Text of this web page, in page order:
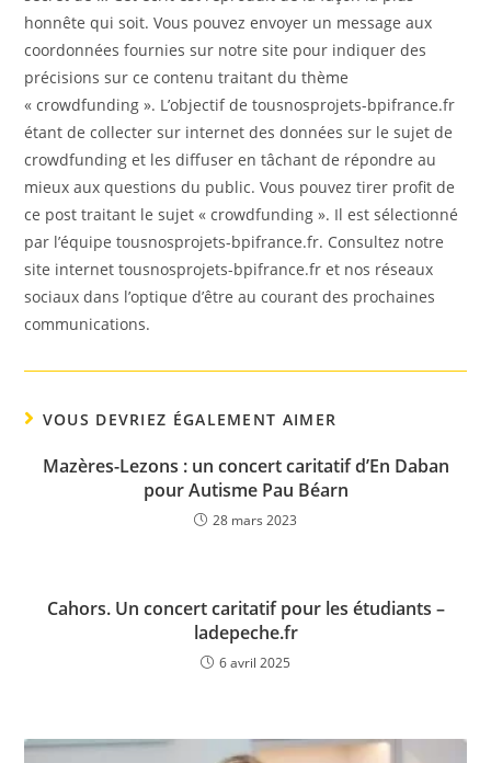
honnête qui soit. Vous pouvez envoyer un message aux
coordonnées fournies sur notre site pour indiquer des
précisions sur ce contenu traitant du thème
« crowdfunding ». L’objectif de tousnosprojets-bpifrance.fr
étant de collecter sur internet des données sur le sujet de
crowdfunding et les diffuser en tâchant de répondre au
mieux aux questions du public. Vous pouvez tirer profit de
ce post traitant le sujet « crowdfunding ». Il est sélectionné
par l’équipe tousnosprojets-bpifrance.fr. Consultez notre
site internet tousnosprojets-bpifrance.fr et nos réseaux
sociaux dans l’optique d’être au courant des prochaines
communications.
VOUS DEVRIEZ ÉGALEMENT AIMER
Mazères-Lezons : un concert caritatif d’En Daban
pour Autisme Pau Béarn
28 mars 2023
Cahors. Un concert caritatif pour les étudiants –
ladepeche.fr
6 avril 2025